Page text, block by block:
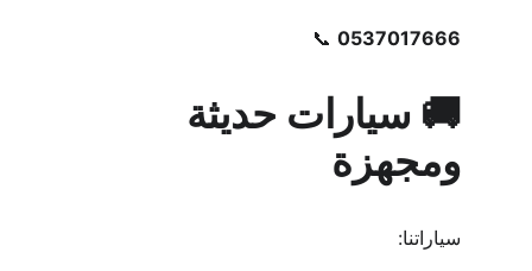
📞 0537017666
🚚 سيارات حديثة
ومجهزة
سياراتنا: